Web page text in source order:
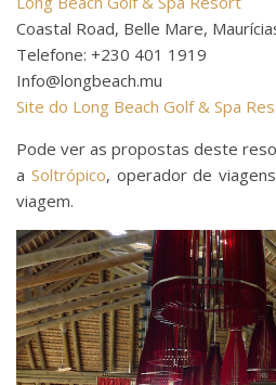
Coastal Road, Belle Mare,
Telefone: +230 401 1919
Info@longbeach.mu
Site do Long Beach Golf & Spa
Pode ver as propostas deste
a Soltrópico, operador de
viagem.